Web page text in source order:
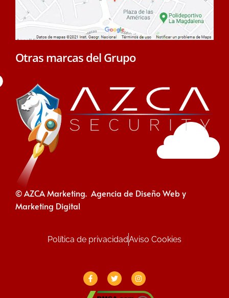
Otras marcas del Grupo
© AZCA Marketing. Agencia de Diseño Web y
Marketing Digital
Política de privacidadAviso Cookies
c
e
b
o
i
t
t
e
s
t
a
g